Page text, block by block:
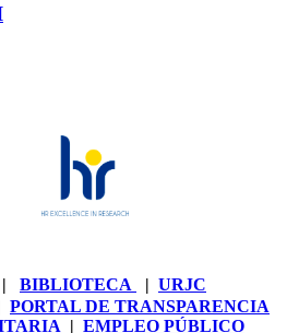
| BIBLIOTECA | URJC
PORTAL DE TRANSPARENCIA
| EMPLEO PÚBLICO